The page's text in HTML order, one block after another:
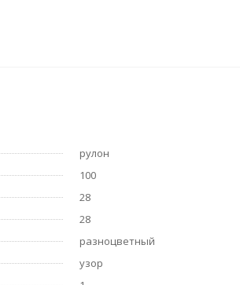
рулон
100
28
28
разноцветный
узор